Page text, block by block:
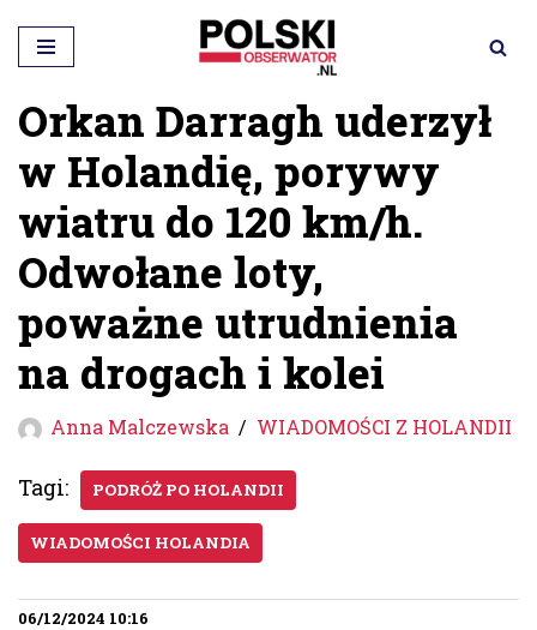
Przejdź
do
treści
Orkan Darragh uderzył
w Holandię, porywy
wiatru do 120 km/h.
Odwołane loty,
poważne utrudnienia
na drogach i kolei
Anna Malczewska WIADOMOŚCI Z HOLANDII
Tagi: PODRÓŻ PO HOLANDII
WIADOMOŚCI HOLANDIA
06/12/2024 10:16